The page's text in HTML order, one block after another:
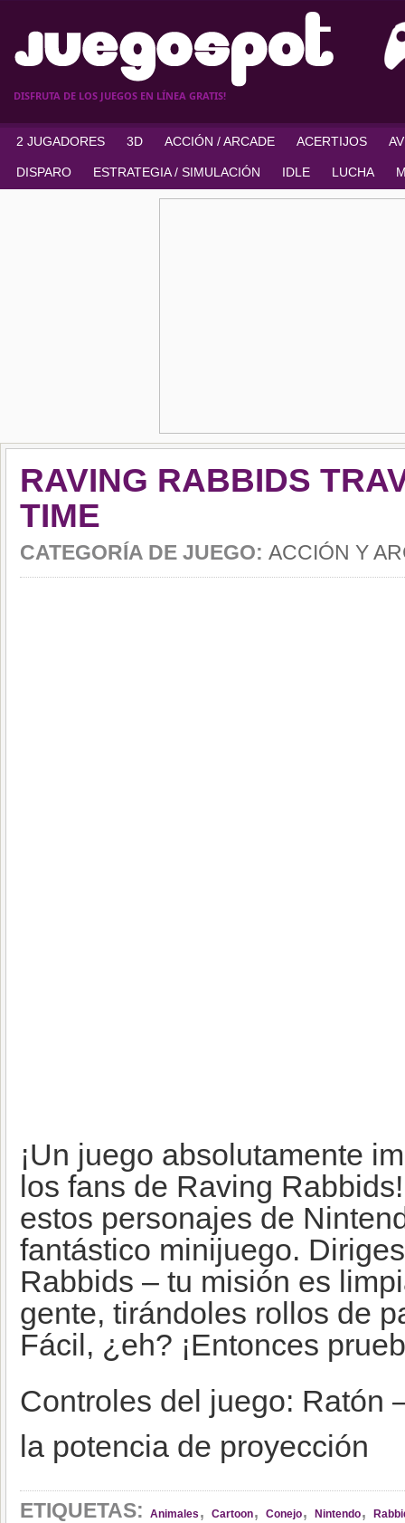
DISFRUTA DE LOS JUEGOS EN LÍNEA GRATIS!
2 JUGADORES 3D ACCIÓN / ARCADE ACERTIJOS
DISPARO ESTRATEGIA / SIMULACIÓN IDLE LUCHA
RAVING RABBIDS
TIME
CATEGORÍA DE JUEGO: ACCIÓN Y
¡Un juego absolutamente
los fans de Raving
estos personajes de
fantástico minijuego.
Rabbids – tu misión es
gente, tirándoles rollos de
Fácil, ¿eh? ¡Entonces
Controles del juego: Ratón
la potencia de proyección
ETIQUETAS: Animales , Cartoon, Conejo, Nintendo,